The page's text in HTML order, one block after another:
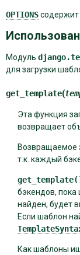
OPTIONSсодержит
Модуль
для загрузки
get_template(
Эта функция
возвращает
Возвращаемое
т.к. каждый
бэкендов, пока
найден, будет
Если шаблон
Как шаблоны